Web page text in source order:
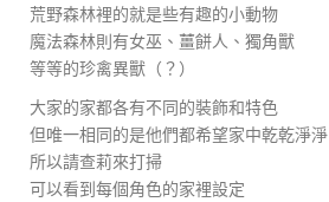
荒野森林裡的就是些有趣的小動物
魔法森林則有女巫、薑餅人、獨角獸
等等的珍禽異獸（？）
大家的家都各有不同的裝飾和特色
但唯一相同的是他們都希望家中乾乾淨淨
所以請查莉來打掃
可以看到每個角色的家裡設定